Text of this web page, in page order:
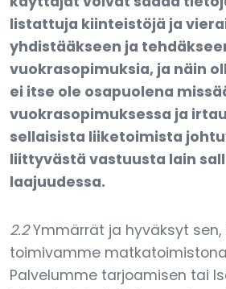
listattuja kiinteistöjä ja
yhdistääkseen ja
vuokrasopimuksia, ja näin
ei itse ole osapuolena
vuokrasopimuksessa ja
sellaisista liiketoimista
liittyvästä vastuusta lain
laajuudessa.
2.2Ymmärrät ja hyväksyt
toimivamme
Palvelumme tarjoamisen tai